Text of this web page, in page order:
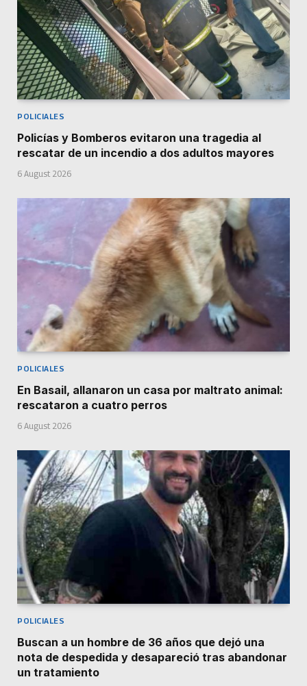
POLICIALES
Policías y Bomberos evitaron una tragedia al
rescatar de un incendio a dos adultos mayores
6 August 2026
POLICIALES
En Basail, allanaron un casa por maltrato animal:
rescataron a cuatro perros
6 August 2026
POLICIALES
Buscan a un hombre de 36 años que dejó una
nota de despedida y desapareció tras abandonar
un tratamiento